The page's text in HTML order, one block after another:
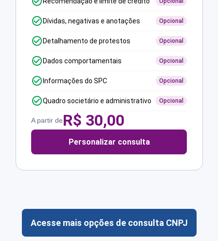
Dívidas, negativas e anotações Opcional
Detalhamento de protestos Opcional
Dados comportamentais Opcional
Informações do SPC Opcional
Quadro societário e administrativo Opcional
A partir deR$ 30,00
Personalizar consulta
Acesse mais opções de consulta CNPJ